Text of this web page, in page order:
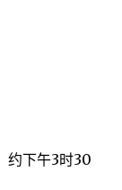
约下午3时30